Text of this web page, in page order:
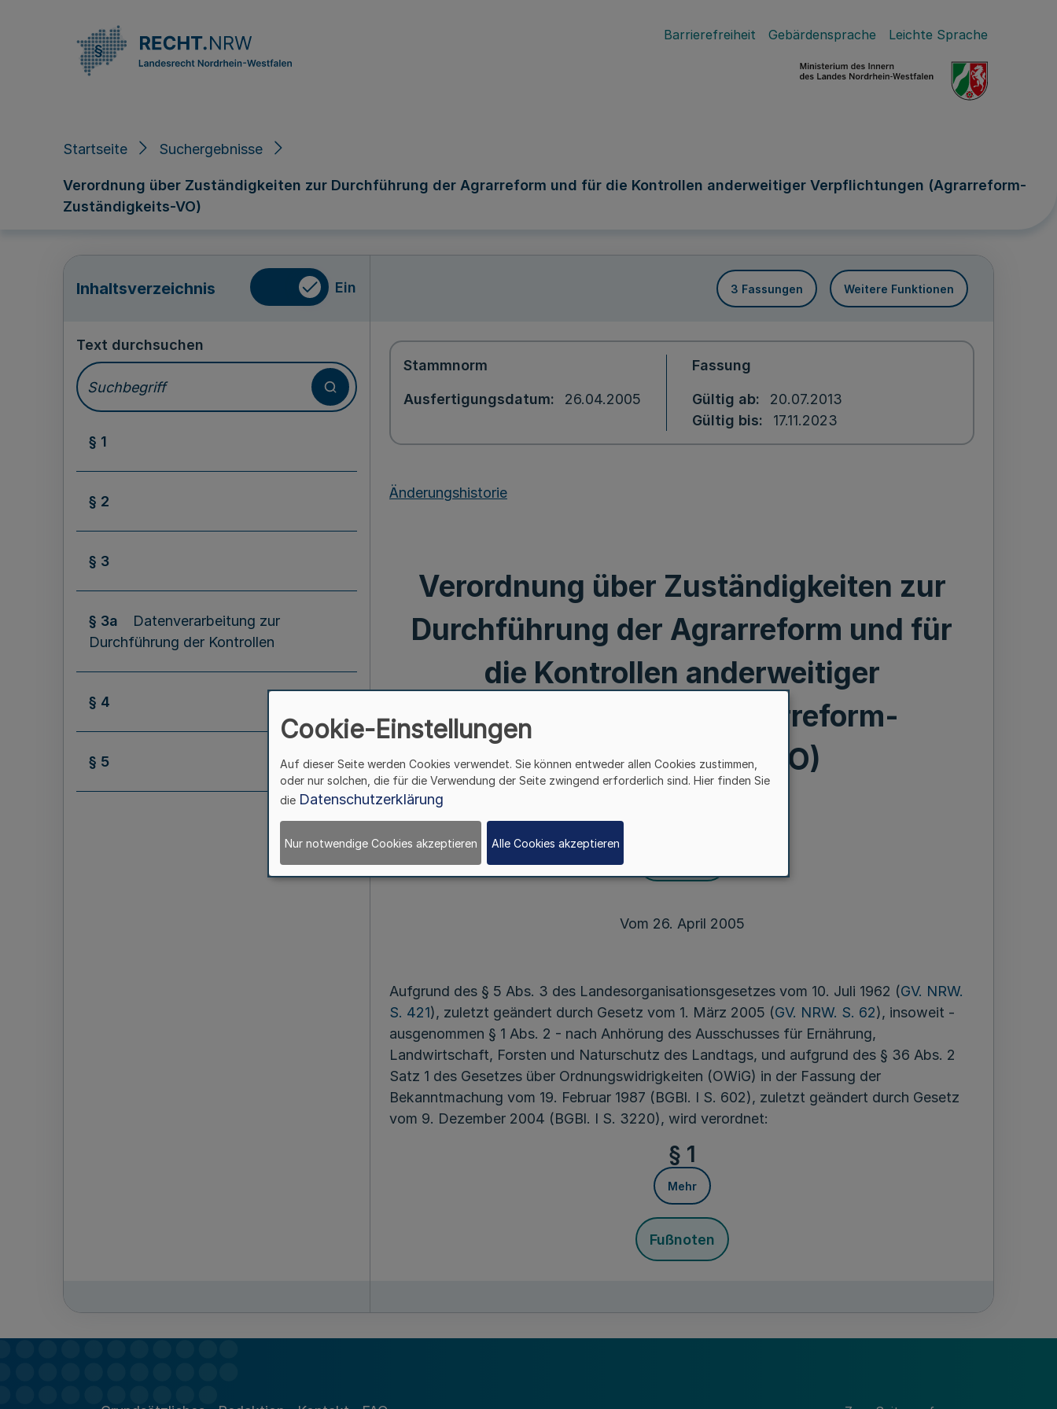
Barrierefreiheit Gebärdensprache Leichte Sprache
Startseite Suchergebnisse
Verordnung über Zuständigkeiten zur Durchführung der Agrarreform und für die Kontrollen anderweitiger Verpflichtungen (Agrarreform-
Zuständigkeits-VO)
Inhaltsverzeichnis Ein 3 Fassungen Weitere Funktionen
Text durchsuchen
§ 1
§ 2
§ 3
§ 3a
Datenverarbeitung zur
Durchführung der Kontrollen
§ 4
§ 5
Stammnorm
Ausfertigungsdatum 26.04.2005
Fassung
Gültig ab
20.07.2013
Gültig bis
17.11.2023
Änderungshistorie
Verordnung über Zuständigkeiten zur
Durchführung der Agrarreform und für
die Kontrollen anderweitiger
Verpflichtungen (Agrarreform-
Zuständigkeits-VO)
Vom 26. April 2005
Aufgrund des § 5 Abs. 3 des Landesorganisationsgesetzes vom 10. Juli 1962 (GV. NRW.
S. 421), zuletzt geändert durch Gesetz vom 1. März 2005 (GV. NRW. S. 62), insoweit -
ausgenommen § 1 Abs. 2 - nach Anhörung des Ausschusses für Ernährung,
Landwirtschaft, Forsten und Naturschutz des Landtags, und aufgrund des § 36 Abs. 2
Satz 1 des Gesetzes über Ordnungswidrigkeiten (OWiG) in der Fassung der
Bekanntmachung vom 19. Februar 1987 (BGBl. I S. 602), zuletzt geändert durch Gesetz
vom 9. Dezember 2004 (BGBl. I S. 3220), wird verordnet:
§ 1
Mehr
Fußnoten
Cookie-Einstellungen
Auf dieser Seite werden Cookies verwendet. Sie können entweder allen Cookies zustimmen,
oder nur solchen, die für die Verwendung der Seite zwingend erforderlich sind. Hier finden Sie
die Datenschutzerklärung
Nur notwendige Cookies akzeptieren Alle Cookies akzeptieren